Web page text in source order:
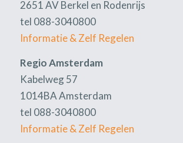
2651 AV Berkel en Rodenrijs
tel 088-3040800
Informatie & Zelf Regelen
Regio Amsterdam
Kabelweg 57
1014BA Amsterdam
tel 088-3040800
Informatie & Zelf Regelen